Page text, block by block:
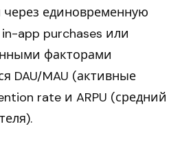
через единовременную
in-app purchases или
факторами
DAU/MAU (активные
rate и ARPU (средний